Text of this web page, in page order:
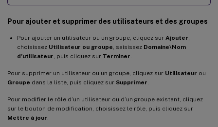
Pour ajouter et supprimer des utilisateurs et des groupes
Pour ajouter un utilisateur ou un groupe, cliquez sur Ajouter,
choisissez Utilisateur ou groupe, saisissez Domaine\Nom
d’utilisateur, puis cliquez sur Terminer.
Pour supprimer un utilisateur ou un groupe, cliquez sur Utilisateur ou
Groupe dans la liste, puis cliquez sur Supprimer.
Pour modifier le rôle d’un utilisateur ou d’un groupe existant, cliquez
sur le bouton de modification, choisissez le rôle, puis cliquez sur
Mettre à jour.